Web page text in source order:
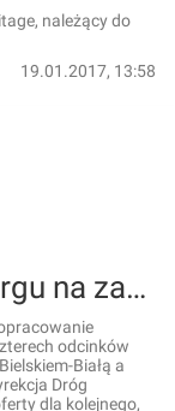
należący do
19.01.2017, 13:58
Otwarto oferty w przetargu na zaprojektowanie kolejnego odcinka S52 Beskidzkiej Drogi Integracyjnej
odcinków
Białą a
Dróg
dla kolejnego,